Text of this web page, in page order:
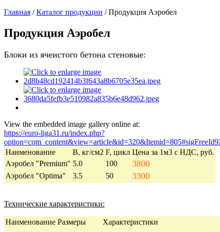
Главная /Каталог продукции /Продукция Аэробел
Продукция Аэробел
Блоки из ячеистого бетона стеновые:
View the embedded image gallery online at:
https://euro-liga31.ru/index.php?
Наименование
В, кг/см2 F, цикл Цена за 1м3 с НДС, руб.
Аэробел "Premium" 5.0 100 3800
Аэробел "Optima" 3.5 50 3300
Технические характеристики:
Наименование Размеры Характеристики